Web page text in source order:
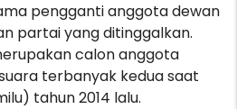
pengganti anggota dewan
partai yang ditinggalkan.
calon anggota
terbanyak kedua saat
tahun 2014 lalu.